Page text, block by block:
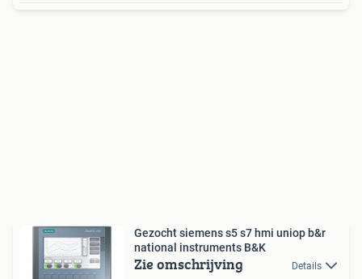
Gezocht siemens s5 s7 hmi uniop b&r
national instruments B&K
Zie omschrijving Details